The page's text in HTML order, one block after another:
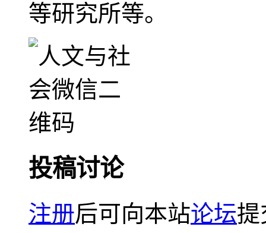
等研究所等。
投稿讨论
注册后可向本站论坛提